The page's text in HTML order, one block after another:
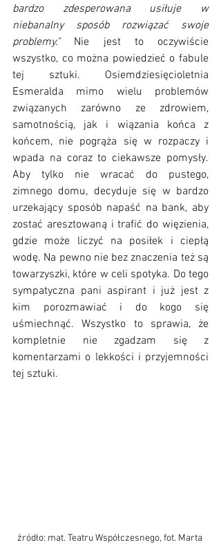
bardzo zdesperowana usiłuje w
niebanalny sposób rozwiązać swoje
problemy." Nie jest to oczywiście
wszystko, co można powiedzieć o fabule
tej sztuki. Osiemdziesięcioletnia
Esmeralda mimo wielu problemów
związanych zarówno ze zdrowiem,
samotnością, jak i wiązania końca z
końcem, nie pogrąża się w rozpaczy i
wpada na coraz to ciekawsze pomysły.
Aby tylko nie wracać do pustego,
zimnego domu, decyduje się w bardzo
urzekający sposób napaść na bank, aby
zostać aresztowaną i trafić do więzienia,
gdzie może liczyć na posiłek i ciepłą
wodę. Na pewno nie bez znaczenia też są
towarzyszki, które w celi spotyka. Do tego
sympatyczna pani aspirant i już jest z
kim porozmawiać i do kogo się
uśmiechnąć. Wszystko to sprawia, że
kompletnie nie zgadzam się z
komentarzami o lekkości i przyjemności
tej sztuki.
źródło: mat. Teatru Współczesnego, fot. Marta